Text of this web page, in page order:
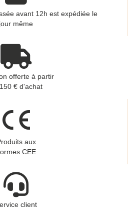
avant 12h est expédiée le
jour même
offerte à partir
€ d'achat
aux
CEE
client